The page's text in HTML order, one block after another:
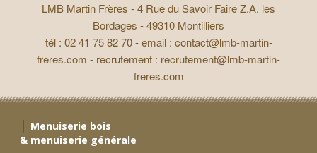
LMB Martin Frères -4 Rue du Savoir Faire Z.A. les
Bordages - 49310 Montilliers
tél : 02 41 75 82 70 - email : contact@lmb-martin-
freres.com - recrutement : recrutement@lmb-martin-
freres.com
Menuiserie bois
& menuiserie générale